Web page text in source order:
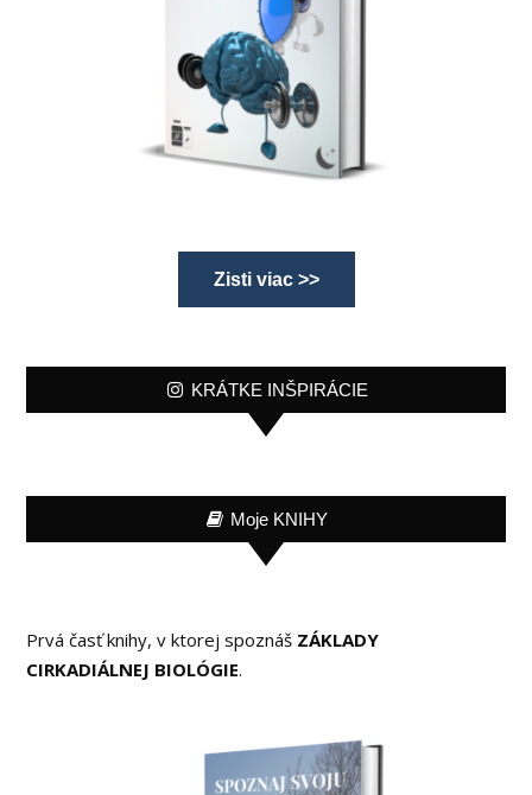
Zisti viac >>
KRÁTKE INŠPIRÁCIE
Moje KNIHY
Prvá časť knihy, v ktorej spoznáš ZÁKLADY
CIRKADIÁLNEJ BIOLÓGIE.